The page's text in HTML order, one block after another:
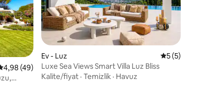
üzerinden ortalama 4,98 puan, 49 değerlendirme
4,98 (49)
Ev - Luz 5 üzerinden
5 (5)
Luxe Sea Views Smart Villa Luz Bliss
Kalite/fiyat · Temizlik · Havuz